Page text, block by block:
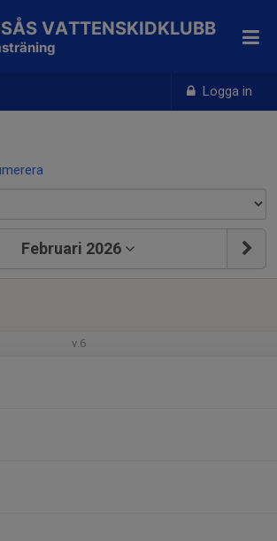
Logga in
VATTENSKIDKLUBB
Februari 2026
v.6